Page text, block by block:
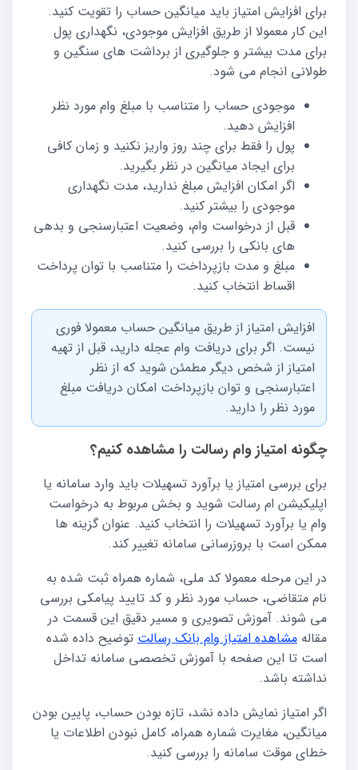
برای افزایش امتیاز باید میانگین حساب را تقویت کنید.
این کار معمولا از طریق افزایش موجودی، نگهداری پول
برای مدت بیشتر و جلوگیری از برداشت های سنگین و
طولانی انجام می شود.
موجودی حساب را متناسب با مبلغ وام مورد نظر
افزایش دهید.
پول را فقط برای چند روز واریز نکنید و زمان کافی
برای ایجاد میانگین در نظر بگیرید.
اگر امکان افزایش مبلغ ندارید، مدت نگهداری
موجودی را بیشتر کنید.
قبل از درخواست وام، وضعیت اعتبارسنجی و بدهی
های بانکی را بررسی کنید.
مبلغ و مدت بازپرداخت را متناسب با توان پرداخت
اقساط انتخاب کنید.
افزایش امتیاز از طریق میانگین حساب معمولا فوری
نیست. اگر برای دریافت وام عجله دارید، قبل از تهیه
امتیاز از شخص دیگر مطمئن شوید که از نظر
اعتبارسنجی و توان بازپرداخت امکان دریافت مبلغ
مورد نظر را دارید.
چگونه امتیاز وام رسالت را مشاهده کنیم؟
برای بررسی امتیاز یا برآورد تسهیلات باید وارد سامانه یا
اپلیکیشن ام رسالت شوید و بخش مربوط به درخواست
وام یا برآورد تسهیلات را انتخاب کنید. عنوان گزینه ها
ممکن است با بروزرسانی سامانه تغییر کند.
در این مرحله معمولا کد ملی، شماره همراه ثبت شده به
نام متقاضی، حساب مورد نظر و کد تایید پیامکی بررسی
می شوند. آموزش تصویری و مسیر دقیق این قسمت در
مقاله مشاهده امتیاز وام بانک رسالت توضیح داده شده
است تا این صفحه با آموزش تخصصی سامانه تداخل
نداشته باشد.
اگر امتیاز نمایش داده نشد، تازه بودن حساب، پایین بودن
میانگین، مغایرت شماره همراه، کامل نبودن اطلاعات یا
خطای موقت سامانه را بررسی کنید.